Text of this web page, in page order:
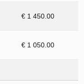
€ 1 450.00
€ 1 050.00